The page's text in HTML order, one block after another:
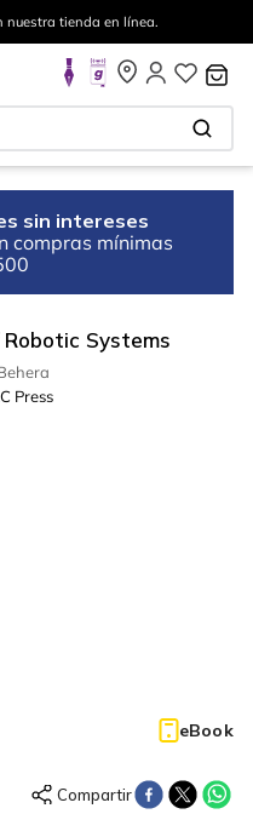
nuestra tienda en línea.
sin intereses
compras mínimas
Systems
Press
eBook